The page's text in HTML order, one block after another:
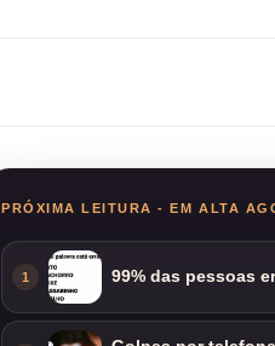
PRÓXIMA LEITURA - EM ALTA
1 99% das pessoas